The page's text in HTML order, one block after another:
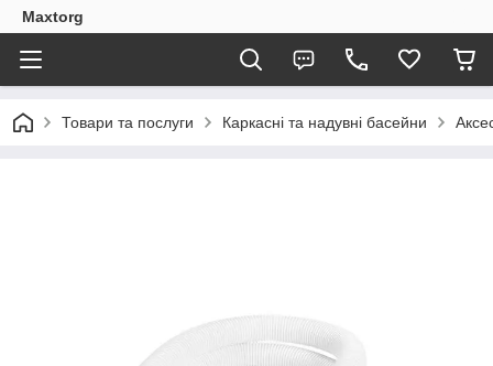
Maxtorg
Товари та послуги Каркасні та надувні басейни